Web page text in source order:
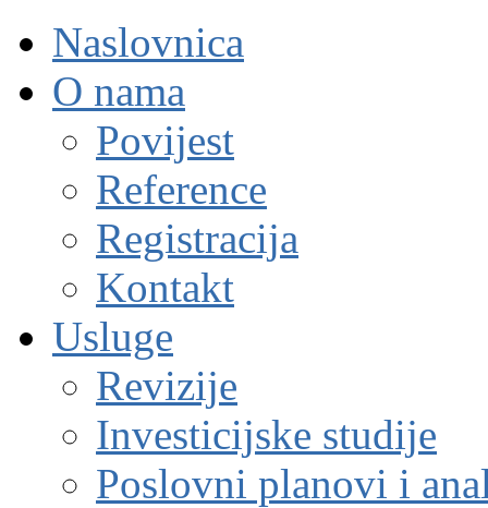
Naslovnica
O nama
Povijest
Reference
Registracija
Kontakt
Usluge
Revizije
Investicijske studije
Poslovni planovi i